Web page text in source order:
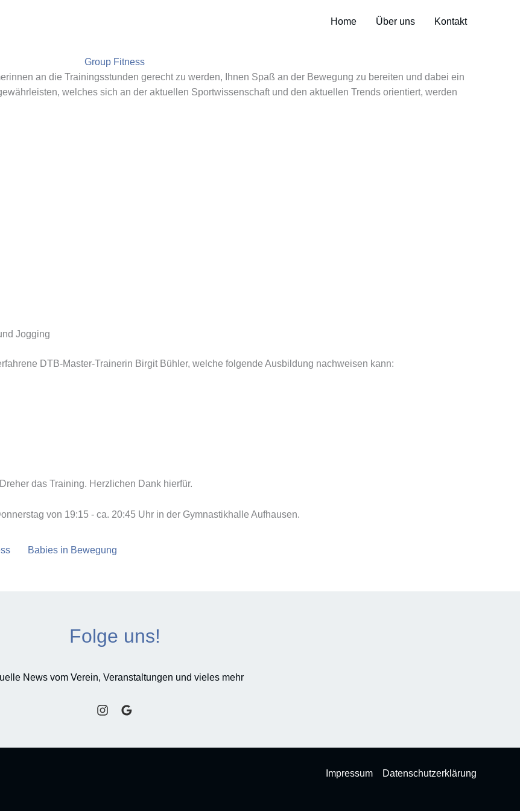
Home Über uns Kontakt
Group Fitness
an die Trainingsstunden gerecht zu werden, Ihnen Spaß an der Bewegung zu bereiten und dabei ein
welches sich an der aktuellen Sportwissenschaft und den aktuellen Trends orientiert, werden
Jogging
DTB-Master-Trainerin Birgit Bühler, welche folgende Ausbildung nachweisen kann:
das Training. Herzlichen Dank hierfür.
von 19:15 - ca. 20:45 Uhr in der Gymnastikhalle Aufhausen.
Babies in Bewegung
Folge uns!
News vom Verein, Veranstaltungen und vieles mehr
Impressum Datenschutzerklärung